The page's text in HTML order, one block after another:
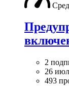
2
26
493